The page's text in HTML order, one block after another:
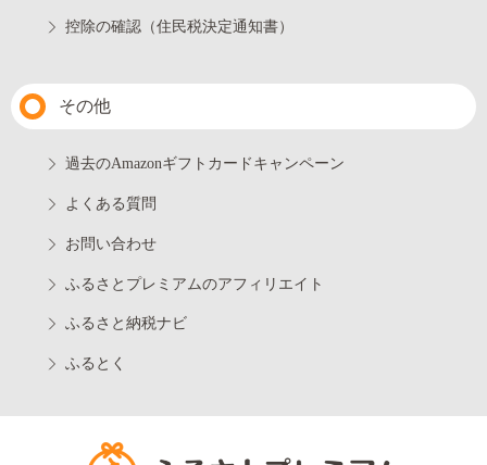
控除の確認（住民税決定通知書）
その他
過去のAmazonギフトカードキャンペーン
よくある質問
お問い合わせ
ふるさとプレミアムのアフィリエイト
ふるさと納税ナビ
ふるとく